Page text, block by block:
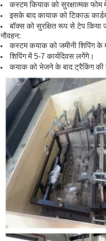
कस्टम कियाक को सुरक्षात्मक फोम
इसके बाद कायाक को टिकाऊ
बॉक्स को सुरक्षित रूप से टेप किया
नौवहन:
कस्टम कयाक को जमीनी शिपिंग के
शिपिंग में 5-7 कार्यदिवस लगेंगे।
कयाक को भेजने के बाद ट्रैकिंग की